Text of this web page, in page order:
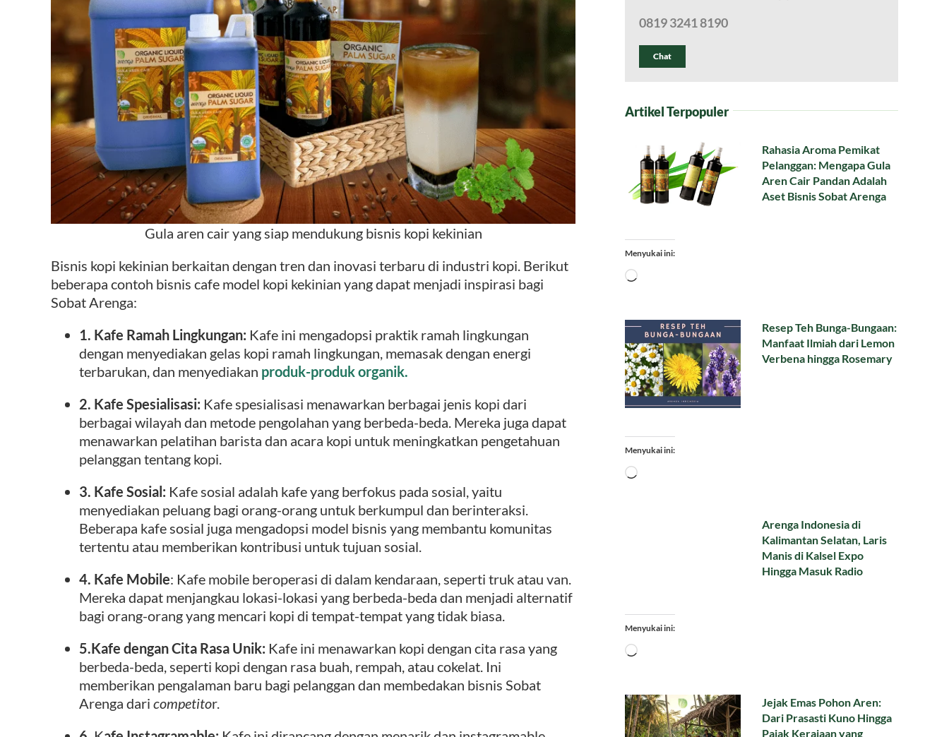
Gula aren cair yang siap mendukung bisnis kopi kekinian
Bisnis kopi kekinian berkaitan dengan tren dan inovasi terbaru di industri kopi. Berikut
beberapa contoh bisnis cafe model kopi kekinian yang dapat menjadi inspirasi bagi
Sobat Arenga:
1. Kafe Ramah Lingkungan: Kafe ini mengadopsi praktik ramah lingkungan
dengan menyediakan gelas kopi ramah lingkungan, memasak dengan energi
terbarukan, dan menyediakan produk-produk organik.
2. Kafe Spesialisasi: Kafe spesialisasi menawarkan berbagai jenis kopi dari
berbagai wilayah dan metode pengolahan yang berbeda-beda. Mereka juga dapat
menawarkan pelatihan barista dan acara kopi untuk meningkatkan pengetahuan
pelanggan tentang kopi.
3. Kafe Sosial: Kafe sosial adalah kafe yang berfokus pada sosial, yaitu
menyediakan peluang bagi orang-orang untuk berkumpul dan berinteraksi.
Beberapa kafe sosial juga mengadopsi model bisnis yang membantu komunitas
tertentu atau memberikan kontribusi untuk tujuan sosial.
4. Kafe Mobile: Kafe mobile beroperasi di dalam kendaraan, seperti truk atau van.
Mereka dapat menjangkau lokasi-lokasi yang berbeda-beda dan menjadi alternatif
bagi orang-orang yang mencari kopi di tempat-tempat yang tidak biasa.
5.Kafe dengan Cita Rasa Unik: Kafe ini menawarkan kopi dengan cita rasa yang
berbeda-beda, seperti kopi dengan rasa buah, rempah, atau cokelat. Ini
memberikan pengalaman baru bagi pelanggan dan membedakan bisnis Sobat
Arenga dari competitor.
0819 3241 8190
Chat
Artikel Terpopuler
Rahasia Aroma Pemikat
Pelanggan: Mengapa Gula
Aren Cair Pandan Adalah
Aset Bisnis Sobat Arenga
Menyukai ini:
Memuat...
Resep Teh Bunga-Bungaan:
Manfaat Ilmiah dari Lemon
Verbena hingga Rosemary
Menyukai ini:
Memuat...
Arenga Indonesia di
Kalimantan Selatan, Laris
Manis di Kalsel Expo
Hingga Masuk Radio
Menyukai ini:
Memuat...
Jejak Emas Pohon Aren:
Dari Prasasti Kuno Hingga
Pajak Kerajaan yang